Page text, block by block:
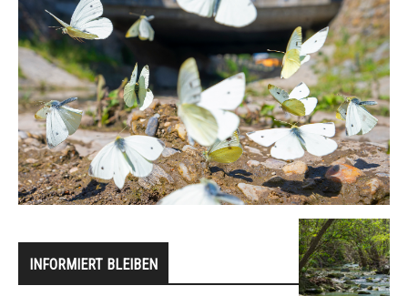
INFORMIERT BLEIBEN